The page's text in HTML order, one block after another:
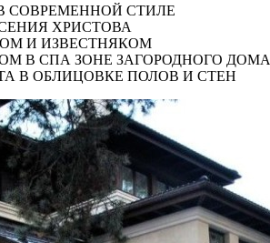
СОВРЕМЕННОЙ СТИЛЕ
ХРИСТОВА
И ИЗВЕСТНЯКОМ
В СПА ЗОНЕ ЗАГОРОДНОГО ДОМА
В ОБЛИЦОВКЕ ПОЛОВ И СТЕН